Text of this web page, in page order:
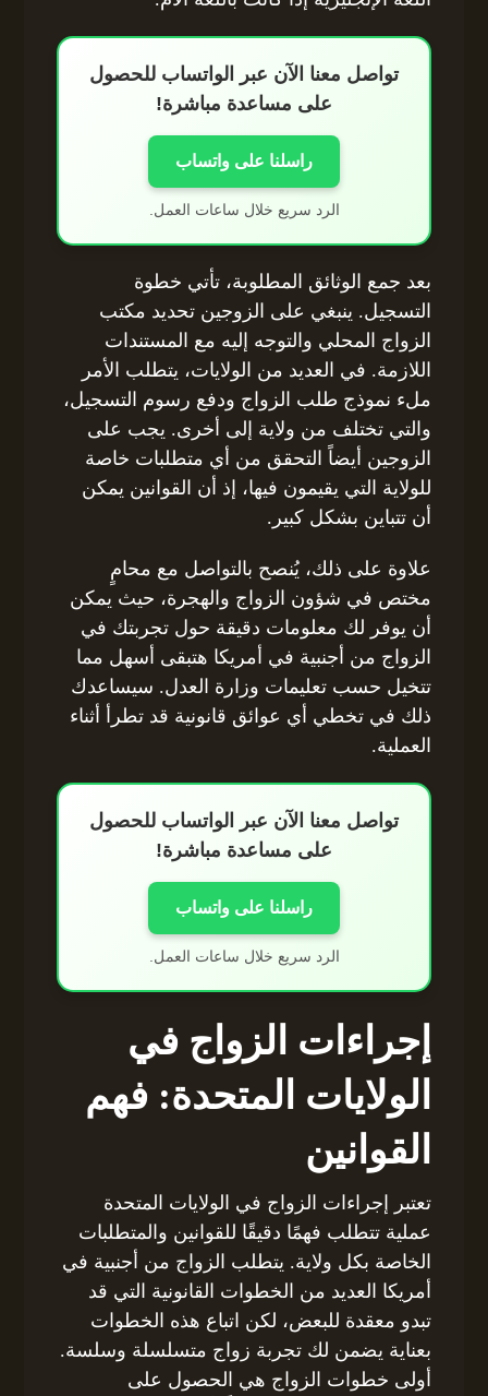
تواصل معنا الآن عبر الواتساب للحصول
على مساعدة مباشرة!
راسلنا على واتساب
الرد سريع خلال ساعات العمل.
بعد جمع الوثائق المطلوبة، تأتي خطوة
التسجيل. ينبغي على الزوجين تحديد مكتب
الزواج المحلي والتوجه إليه مع المستندات
اللازمة. في العديد من الولايات، يتطلب الأمر
ملء نموذج طلب الزواج ودفع رسوم التسجيل،
والتي تختلف من ولاية إلى أخرى. يجب على
الزوجين أيضاً التحقق من أي متطلبات خاصة
للولاية التي يقيمون فيها، إذ أن القوانين يمكن
أن تتباين بشكل كبير.
علاوة على ذلك، يُنصح بالتواصل مع محامٍ
مختص في شؤون الزواج والهجرة، حيث يمكن
أن يوفر لك معلومات دقيقة حول تجربتك في
الزواج من أجنبية في أمريكا هتبقى أسهل مما
تتخيل حسب تعليمات وزارة العدل. سيساعدك
ذلك في تخطي أي عوائق قانونية قد تطرأ أثناء
العملية.
تواصل معنا الآن عبر الواتساب للحصول
على مساعدة مباشرة!
راسلنا على واتساب
الرد سريع خلال ساعات العمل.
إجراءات الزواج في
الولايات المتحدة: فهم
القوانين
تعتبر إجراءات الزواج في الولايات المتحدة
عملية تتطلب فهمًا دقيقًا للقوانين والمتطلبات
الخاصة بكل ولاية. يتطلب الزواج من أجنبية في
أمريكا العديد من الخطوات القانونية التي قد
تبدو معقدة للبعض، لكن اتباع هذه الخطوات
بعناية يضمن لك تجربة زواج متسلسلة وسلسة.
أولى خطوات الزواج هي الحصول على